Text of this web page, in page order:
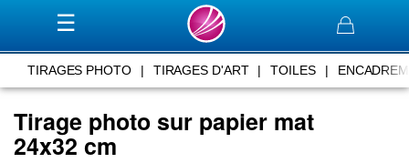
Panier
TIRAGES PHOTO | TIRAGES D'ART | TOILES |
Tirage photo sur papier mat
24x32 cm